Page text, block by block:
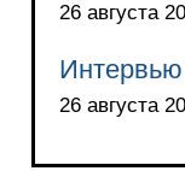
26 августа
26 августа